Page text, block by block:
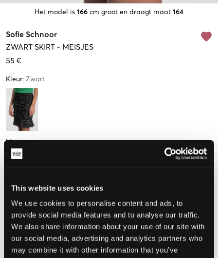
This website uses cookies
We use cookies to personalise content and ads, to
provide social media features and to analyse our traffic.
We also share information about your use of our site with
our social media, advertising and analytics partners who
may combine it with other information that you’ve
Het model is 166 cm groot en draagt maat 164
Sofie Schnoor
ZWART SKIRT - MEISJES
55 €
Kleur: Zwart
Maat
Te klein Perfect Te groot
MAATTABEL